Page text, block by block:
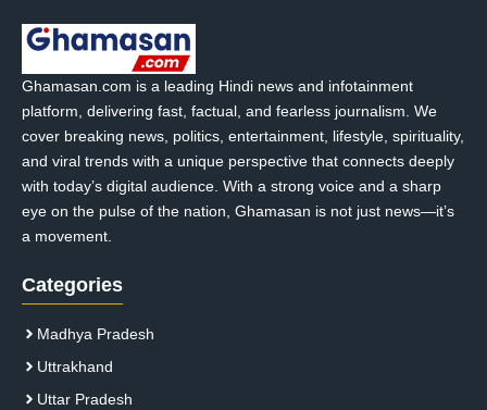
Ghamasan.com is a leading Hindi news and infotainment
platform, delivering fast, factual, and fearless journalism. We
cover breaking news, politics, entertainment, lifestyle, spirituality,
and viral trends with a unique perspective that connects deeply
with today’s digital audience. With a strong voice and a sharp
eye on the pulse of the nation, Ghamasan is not just news—it’s
a movement.
Categories
Madhya Pradesh
Uttrakhand
Uttar Pradesh